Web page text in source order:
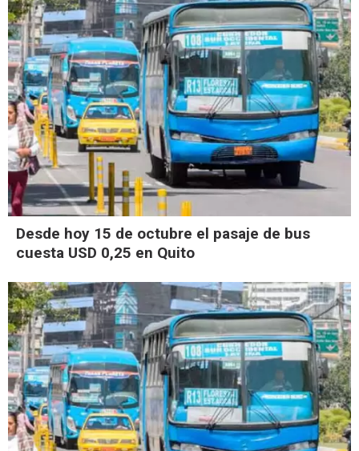
Desde hoy 15 de octubre el pasaje de bus
cuesta USD 0,25 en Quito